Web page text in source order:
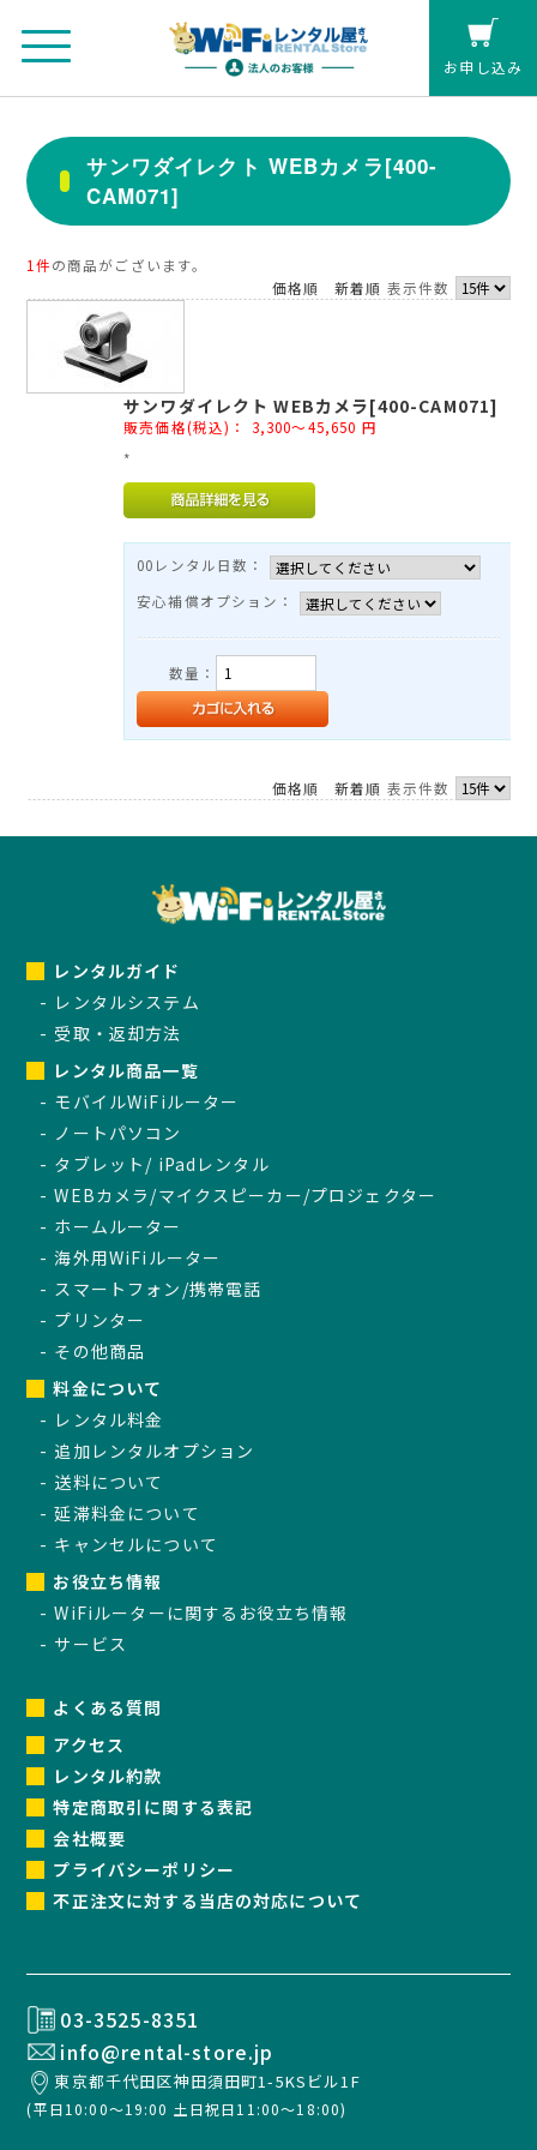
お申し込み
法人のお客さまマイページ
個人の方(クレジットカード払い)
レンタル延長
お申し込み
TEL：03-3525-8351
info@rental-store.jp
平日 10:00-19:00 土日祝11:00-18:00
東京都千代田区神田須田町1-5 KSビル2F
サンワダイレクト WEBカメラ[400-
CAM071]
1件の商品がございます。
価格順
新着順 表示件数
サンワダイレクト WEBカメラ[400-CAM071]
販売価格(税込)： 3,300～45,650 円
*
00レンタル日数：
安心補償オプション：
数量：
価格順 新着順 表示件数
レンタルガイド
レンタルシステム
受取・返却方法
レンタル商品一覧
モバイルWiFiルーター
ノートパソコン
タブレット/ iPadレンタル
WEBカメラ/マイクスピーカー/プロジェクター
ホームルーター
海外用WiFiルーター
スマートフォン/携帯電話
プリンター
その他商品
料金について
レンタル料金
追加レンタルオプション
送料について
延滞料金について
キャンセルについて
お役立ち情報
WiFiルーターに関するお役立ち情報
サービス
よくある質問
アクセス
レンタル約款
特定商取引に関する表記
会社概要
プライバシーポリシー
不正注文に対する当店の対応について
03-3525-8351
info@rental-store.jp
東京都千代田区神田須田町1-5KSビル1F
(平日10:00～19:00 土日祝日11:00～18:00)